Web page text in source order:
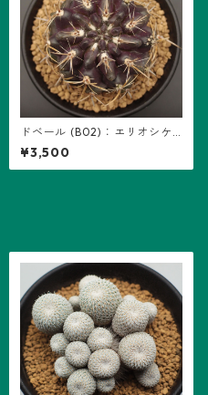
ドベール (B02)：エリオシケ
属
¥3,500